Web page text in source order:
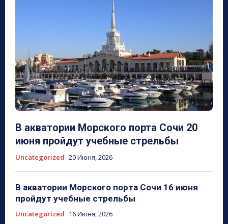
В акватории Морского порта Сочи 20
июня пройдут учебные стрельбы
Uncategorized 20 Июня, 2026
В акватории Морского порта Сочи 16 июня
пройдут учебные стрельбы
Uncategorized 16 Июня, 2026